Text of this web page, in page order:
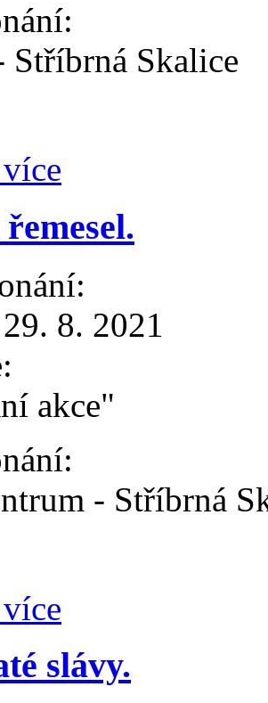
Stříbrná Skalice
8. 2021
akce"
- Stříbrná
slávy.